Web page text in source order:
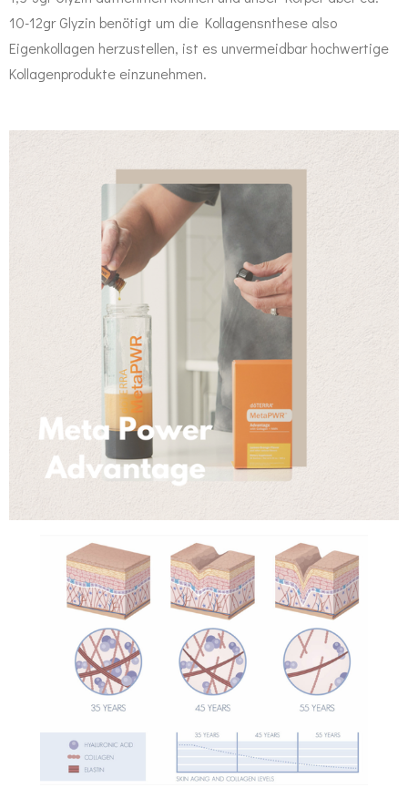
10-12gr Glyzin benötigt um die Kollagensnthese also
Eigenkollagen herzustellen, ist es unvermeidbar hochwertige
Kollagenprodukte einzunehmen.